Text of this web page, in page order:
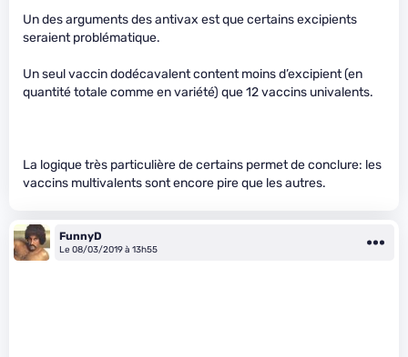
Un des arguments des antivax est que certains excipients
seraient problématique.
Un seul vaccin dodécavalent content moins d’excipient (en
quantité totale comme en variété) que 12 vaccins univalents.
La logique très particulière de certains permet de conclure: les
vaccins multivalents sont encore pire que les autres.
FunnyD
Le 08/03/2019 à 13h55